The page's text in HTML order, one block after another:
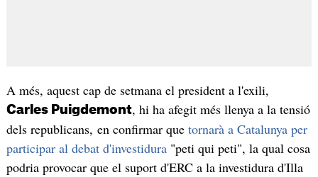
A més, aquest cap de setmana el president a l'exili,
Carles Puigdemont, hi ha afegit més llenya a la tensió
dels republicans, en confirmar que tornarà a Catalunya per
participar al debat d'investidura"peti qui peti", la qual cosa
podria provocar que el suport d'ERC a la investidura d'Illa